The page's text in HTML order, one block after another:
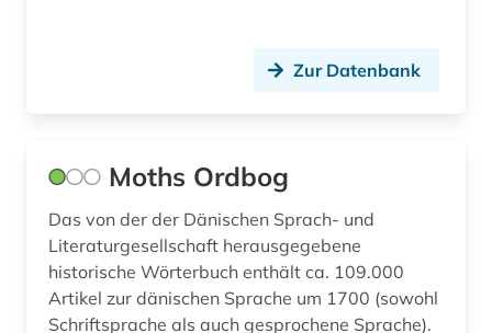
Zur Datenbank
Moths Ordbog
Das von der der Dänischen Sprach- und
Literaturgesellschaft herausgegebene
historische Wörterbuch enthält ca. 109.000
Artikel zur dänischen Sprache um 1700 (sowohl
Schriftsprache als auch gesprochene Sprache).